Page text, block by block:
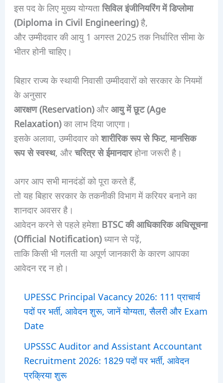
इस पद के लिए मुख्य योग्यतासिविल इंजीनियरिंग में डिप्लोमा
(Diploma in Civil Engineering)है,
और उम्मीदवार की आयु 1 अगस्त 2025 तक निर्धारित सीमा के
भीतर होनी चाहिए।
बिहार राज्य के स्थायी निवासी उम्मीदवारों को सरकार के नियमों
के अनुसार
आरक्षण (Reservation)औरआयु में छूट (Age
Relaxation)का लाभ दिया जाएगा।
इसके अलावा, उम्मीदवार कोशारीरिक रूप से फिट,मानसिक
रूप से स्वस्थ, औरचरित्र से ईमानदारहोना जरूरी है।
अगर आप सभी मानदंडों को पूरा करते हैं,
तो यह बिहार सरकार के तकनीकी विभाग में करियर बनाने का
शानदार अवसर है।
आवेदन करने से पहले हमेशाBTSC की आधिकारिक अधिसूचना
(Official Notification)ध्यान से पढ़ें,
ताकि किसी भी गलती या अपूर्ण जानकारी के कारण आपका
आवेदन रद्द न हो।
UPESSC Principal Vacancy 2026: 111 प्राचार्य
पदों पर भर्ती, आवेदन शुरू, जानें योग्यता, सैलरी और Exam
Date
UPSSSC Auditor and Assistant Accountant
Recruitment 2026: 1829 पदों पर भर्ती, आवेदन
प्रक्रिया शुरू